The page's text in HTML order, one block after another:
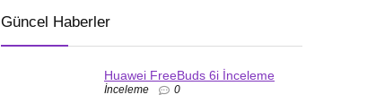
Güncel Haberler
Huawei FreeBuds 6i İnceleme
İnceleme 0